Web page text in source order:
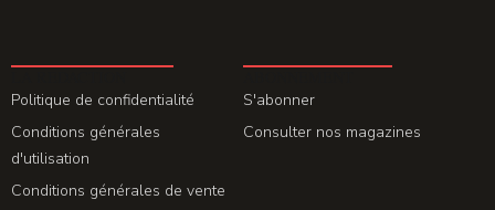
Politique de confidentialité
Conditions générales
d'utilisation
Conditions générales de vente
S'abonner
Consulter nos magazines